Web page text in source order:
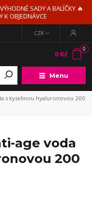
SADY A BALÍČKY 🔥
K OBJEDNÁVCE
Menu
CZK
0
0 Kč
s kyselinou hyaluronovou 200
age voda
200